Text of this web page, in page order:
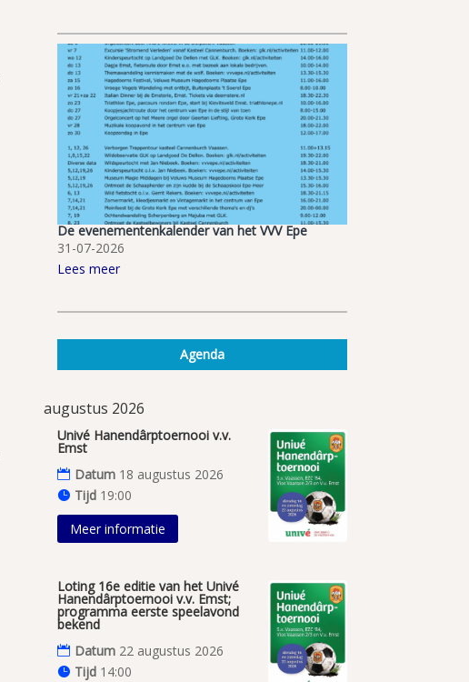
De evenementenkalender van het VVV Epe
31-07-2026
Lees meer
Agenda
augustus 2026
Univé Hanendârptoernooi v.v.
Emst
Datum 18 augustus 2026
Tijd 19:00
Meer informatie
Loting 16e editie van het Univé
Hanendârptoernooi v.v. Emst;
programma eerste speelavond
bekend
Datum 22 augustus 2026
Tijd 14:00